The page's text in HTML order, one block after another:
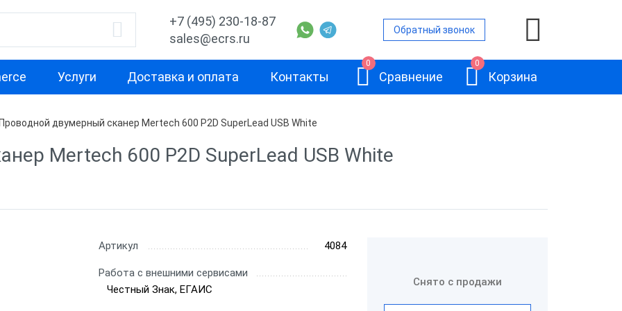
+7 (495) 230-18-87
sales@ecrs.ru
Обратный звонок
Услуги Доставка и оплата Контакты
0
Сравнение
0
Корзина
1D
Проводные сканеры
2D
Ручные сканеры
Стационарные сканеры
Проводные сканеры
Беспроводные сканеры
Проводной двумерный сканер Mertech 600 P2D SuperLead USB White
Mertech 600 P2D SuperLead USB White
Артикул 4084
Работа с внешними сервисами
Честный Знак, ЕГАИС
Снято с продажи